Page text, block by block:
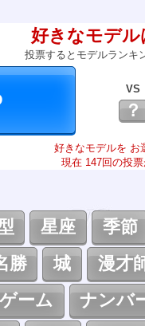
好きなモデル
投票するとモデルランキ
VS
？
好きなモデルを お
現在 147回の投票
星座 季節
勝
城 漫才
ーム
ナンバ